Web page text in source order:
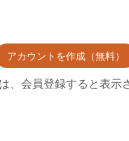
アカウントを作成（無料）
、会員登録すると表示